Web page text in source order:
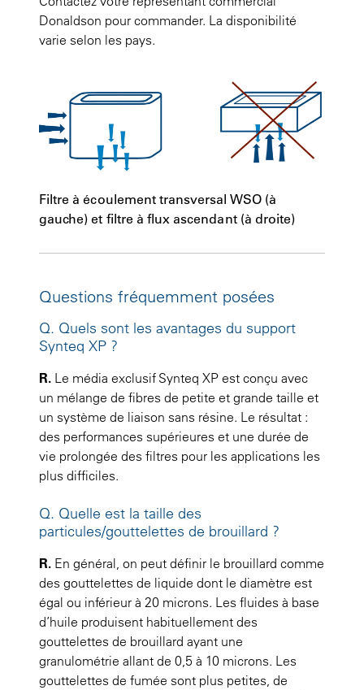
Donaldson pour commander. La disponibilité
varie selon les pays.
Filtre à écoulement transversal WSO (à
gauche) et filtre à flux ascendant (à droite)
Questions fréquemment posées
Q. Quels sont les avantages du support
Synteq XP ?
R. Le média exclusif Synteq XP est conçu avec
un mélange de fibres de petite et grande taille et
un système de liaison sans résine. Le résultat :
des performances supérieures et une durée de
vie prolongée des filtres pour les applications les
plus difficiles.
Q. Quelle est la taille des
particules/gouttelettes de brouillard ?
R. En général, on peut définir le brouillard comme
des gouttelettes de liquide dont le diamètre est
égal ou inférieur à 20 microns. Les fluides à base
d’huile produisent habituellement des
gouttelettes de brouillard ayant une
granulométrie allant de 0,5 à 10 microns. Les
gouttelettes de fumée sont plus petites, de